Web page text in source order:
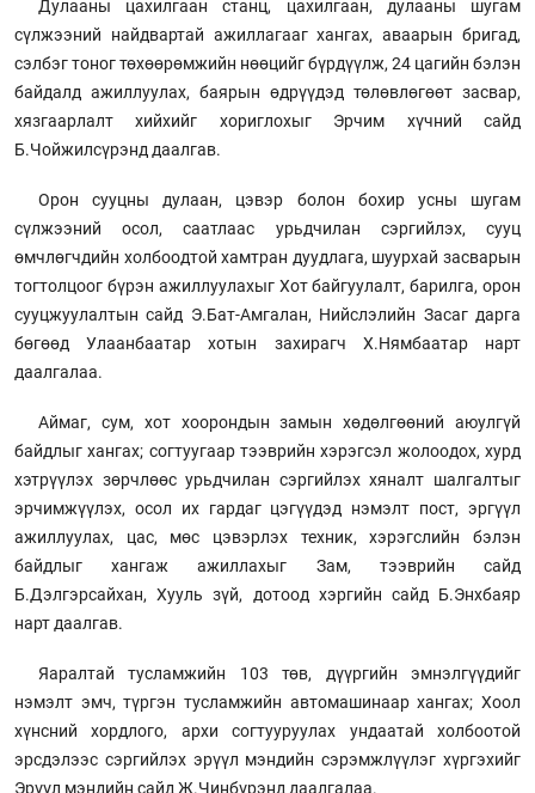
Дулааны цахилгаан станц, цахилгаан, дулааны шугам
сүлжээний найдвартай ажиллагааг хангах, аваарын бригад,
сэлбэг тоног төхөөрөмжийн нөөцийг бүрдүүлж, 24 цагийн бэлэн
байдалд ажиллуулах, баярын өдрүүдэд төлөвлөгөөт засвар,
хязгаарлалт хийхийг хориглохыг Эрчим хүчний сайд
Б.Чойжилсүрэнд даалгав.
Орон сууцны дулаан, цэвэр болон бохир усны шугам
сүлжээний осол, саатлаас урьдчилан сэргийлэх, сууц
өмчлөгчдийн холбоодтой хамтран дуудлага, шуурхай засварын
тогтолцоог бүрэн ажиллуулахыг Хот байгуулалт, барилга, орон
сууцжуулалтын сайд Э.Бат-Амгалан, Нийслэлийн Засаг дарга
бөгөөд Улаанбаатар хотын захирагч Х.Нямбаатар нарт
даалгалаа.
Аймаг, сум, хот хоорондын замын хөдөлгөөний аюулгүй
байдлыг хангах; согтуугаар тээврийн хэрэгсэл жолоодох, хурд
хэтрүүлэх зөрчлөөс урьдчилан сэргийлэх хяналт шалгалтыг
эрчимжүүлэх, осол их гардаг цэгүүдэд нэмэлт пост, эргүүл
ажиллуулах, цас, мөс цэвэрлэх техник, хэрэгслийн бэлэн
байдлыг хангаж ажиллахыг Зам, тээврийн сайд
Б.Дэлгэрсайхан, Хууль зүй, дотоод хэргийн сайд Б.Энхбаяр
нарт даалгав.
Яаралтай тусламжийн 103 төв, дүүргийн эмнэлгүүдийг
нэмэлт эмч, түргэн тусламжийн автомашинаар хангах; Хоол
хүнсний хордлого, архи согтууруулах ундаатай холбоотой
эрсдэлээс сэргийлэх эрүүл мэндийн сэрэмжлүүлэг хүргэхийг
Эрүүл мэндийн сайд Ж.Чинбүрэнд даалгалаа.